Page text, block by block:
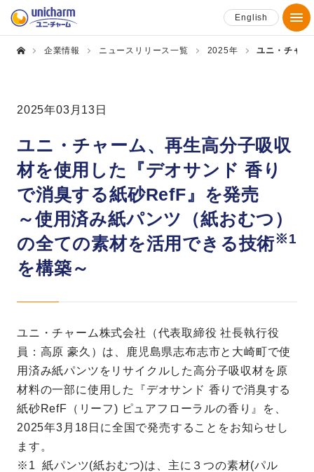
English
企業情報 ニュースリリース一覧 2025年 ユニ・チャー
2025年03月13日
ユニ・チャーム、再生高分子吸収
材を使用した『デオサンド 香り
で消臭する紙砂RefF』を発売
～使用済み紙パンツ（紙おむつ）
の全ての素材を活用できる技術※1
を構築～
ユニ・チャーム株式会社（代表取締役 社長執行役
員：高原 豪久）は、鹿児島県志布志市と大崎町で使
用済み紙パンツをリサイクルした高分子吸収材を原
材料の一部に使用した『デオサンド 香りで消臭する
紙砂RefF（リーフ) ピュアフローラルの香り』を、
2025年3月18日に全国で発売することをお知らせし
ます。
※1 紙パンツ(紙おむつ)は、主に３つの素材(パル